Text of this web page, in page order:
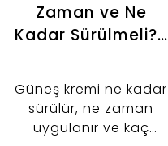
Zaman ve Ne
Kadar Sürülmeli? |
Rehberi
Güneş kremi ne kadar
sürülür, ne zaman
uygulanır ve kaç